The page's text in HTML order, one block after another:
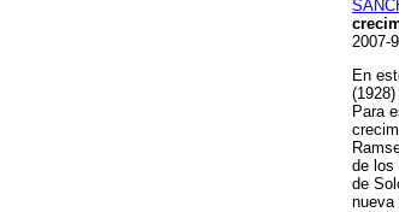
2007-
En
Para
de los
de
nueva